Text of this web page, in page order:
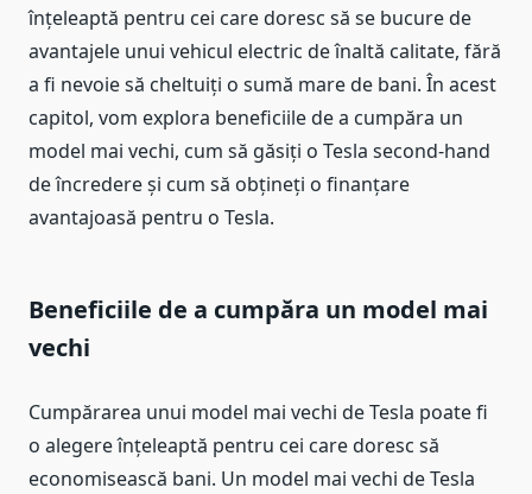
înțeleaptă pentru cei care doresc să se bucure de
avantajele unui vehicul electric de înaltă calitate, fără
a fi nevoie să cheltuiți o sumă mare de bani. În acest
capitol, vom explora beneficiile de a cumpăra un
model mai vechi, cum să găsiți o Tesla second-hand
de încredere și cum să obțineți o finanțare
avantajoasă pentru o Tesla.
Beneficiile de a cumpăra un model mai
vechi
Cumpărarea unui model mai vechi de Tesla poate fi
o alegere înțeleaptă pentru cei care doresc să
economisească bani. Un model mai vechi de Tesla